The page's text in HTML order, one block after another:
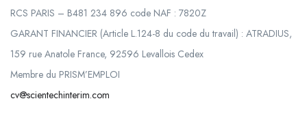
RCS PARIS – B481 234 896 code NAF : 7820Z
GARANT FINANCIER (Article L.124-8 du code du travail) : ATRADIUS,
159 rue Anatole France, 92596 Levallois Cedex
Membre du PRISM’EMPLOI
cv@scientechinterim.com